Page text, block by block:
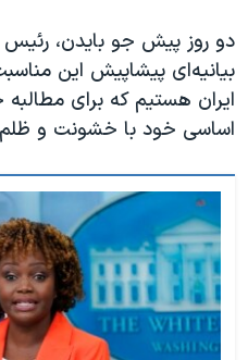
همایش محافظه‌کاران آمریکا
صفحه‌های ویژه
سفر پرزیدنت ترامپ به چین
دو روز پیش جو بایدن، رئیس
بیانیه‌ای پیشاپیش این
ایران هستیم که برای
اساسی خود با خشونت و ظلم